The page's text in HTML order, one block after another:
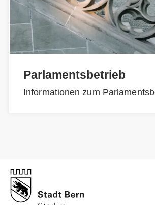
Parlamentsbetrieb
Informationen zum